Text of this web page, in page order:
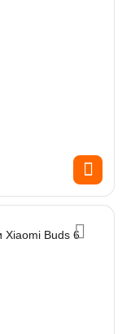
Xiaomi Buds 6